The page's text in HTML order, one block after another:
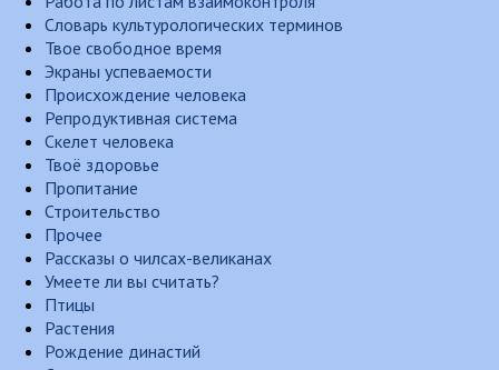
Словарь культурологических терминов
Твое свободное время
Экраны успеваемости
Происхождение человека
Репродуктивная система
Скелет человека
Твоё здоровье
Пропитание
Строительство
Прочее
Рассказы о чилсах-великанах
Умеете ли вы считать?
Птицы
Растения
Рождение династий